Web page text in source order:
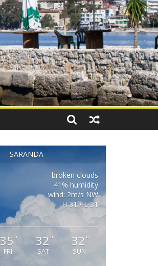
SARANDA
broken clouds
41% humidity
wind: 2m/s NW
H 31 • L 31
35 °
FRI
32°
SAT
32 °
SUN